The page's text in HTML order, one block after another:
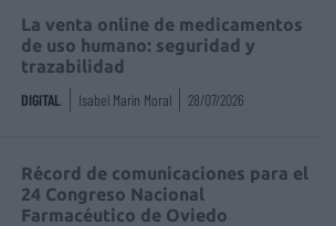
La venta online de medicamentos
de uso humano: seguridad y
trazabilidad
DIGITAL Isabel Marín Moral 28/07/2026
Récord de comunicaciones para el
24 Congreso Nacional
Farmacéutico de Oviedo